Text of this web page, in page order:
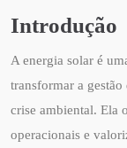
Introdução
A energia solar é
transformar a
crise ambiental. Ela
operacionais e